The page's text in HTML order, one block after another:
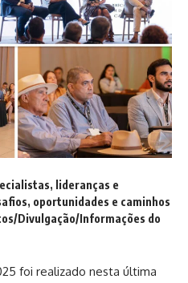
lideranças e
oportunidades e caminhos
Divulgação/Informações do
foi realizado nesta última